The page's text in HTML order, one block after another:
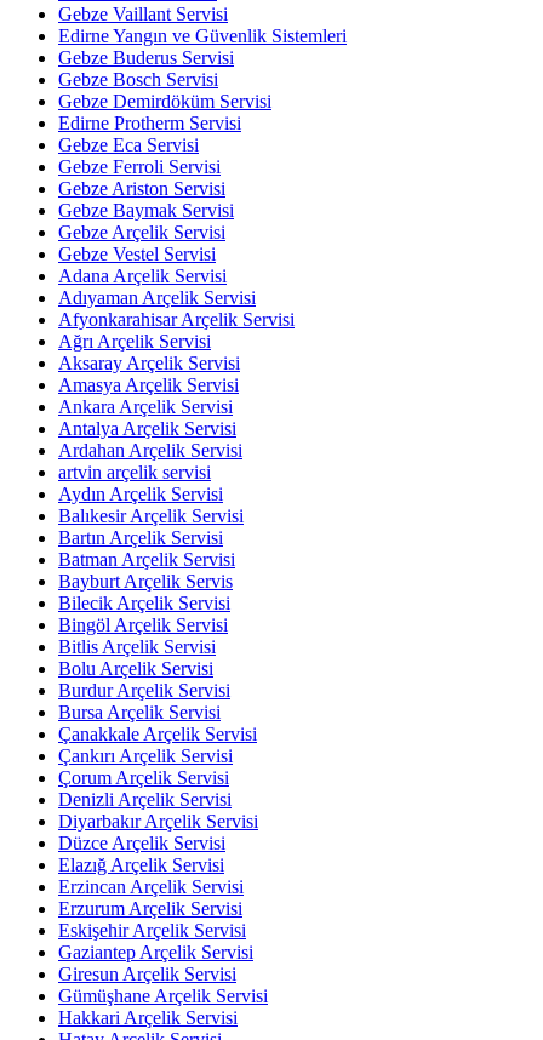
Gebze Vaillant Servisi
Edirne Yangın ve Güvenlik Sistemleri
Gebze Buderus Servisi
Gebze Bosch Servisi
Gebze Demirdöküm Servisi
Edirne Protherm Servisi
Gebze Eca Servisi
Gebze Ferroli Servisi
Gebze Ariston Servisi
Gebze Baymak Servisi
Gebze Arçelik Servisi
Gebze Vestel Servisi
Adana Arçelik Servisi
Adıyaman Arçelik Servisi
Afyonkarahisar Arçelik Servisi
Ağrı Arçelik Servisi
Aksaray Arçelik Servisi
Amasya Arçelik Servisi
Ankara Arçelik Servisi
Antalya Arçelik Servisi
Ardahan Arçelik Servisi
artvin arçelik servisi
Aydın Arçelik Servisi
Balıkesir Arçelik Servisi
Bartın Arçelik Servisi
Batman Arçelik Servisi
Bayburt Arçelik Servis
Bilecik Arçelik Servisi
Bingöl Arçelik Servisi
Bitlis Arçelik Servisi
Bolu Arçelik Servisi
Burdur Arçelik Servisi
Bursa Arçelik Servisi
Çanakkale Arçelik Servisi
Çankırı Arçelik Servisi
Çorum Arçelik Servisi
Denizli Arçelik Servisi
Diyarbakır Arçelik Servisi
Düzce Arçelik Servisi
Elazığ Arçelik Servisi
Erzincan Arçelik Servisi
Erzurum Arçelik Servisi
Eskişehir Arçelik Servisi
Gaziantep Arçelik Servisi
Giresun Arçelik Servisi
Gümüşhane Arçelik Servisi
Hakkari Arçelik Servisi